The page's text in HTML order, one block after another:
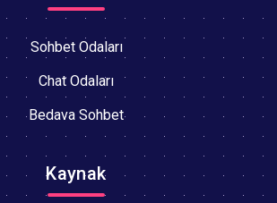
Sohbet Odaları
Chat Odaları
Bedava Sohbet
Kaynak